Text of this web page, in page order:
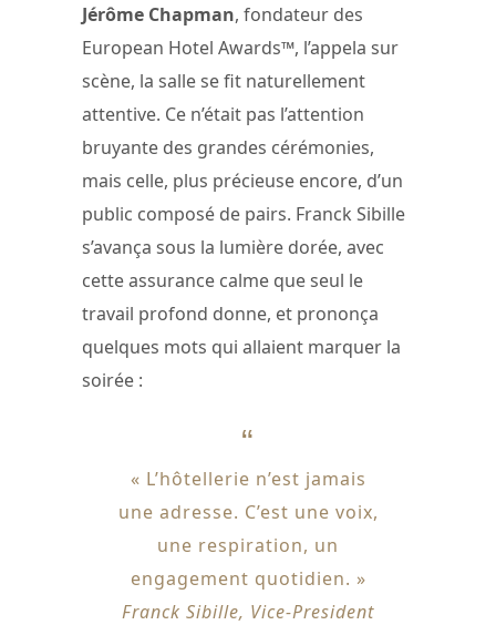
Jérôme Chapman, fondateur des
European Hotel Awards™, l’appela sur
scène, la salle se fit naturellement
attentive. Ce n’était pas l’attention
bruyante des grandes cérémonies,
mais celle, plus précieuse encore, d’un
public composé de pairs. Franck Sibille
s’avança sous la lumière dorée, avec
cette assurance calme que seul le
travail profond donne, et prononça
quelques mots qui allaient marquer la
soirée :
« L’hôtellerie n’est jamais
une adresse. C’est une voix,
une respiration, un
engagement quotidien. »
Franck Sibille, Vice-President